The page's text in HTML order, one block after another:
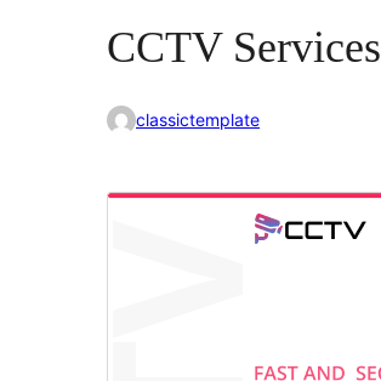
CCTV Services
classictemplate